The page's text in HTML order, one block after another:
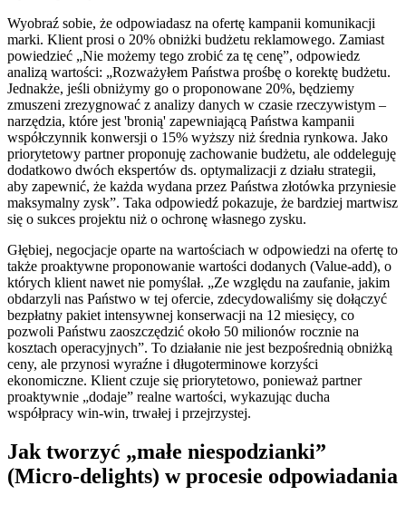
Wyobraź sobie, że odpowiadasz na ofertę kampanii komunikacji
marki. Klient prosi o 20% obniżki budżetu reklamowego. Zamiast
powiedzieć „Nie możemy tego zrobić za tę cenę”, odpowiedz
analizą wartości: „Rozważyłem Państwa prośbę o korektę budżetu.
Jednakże, jeśli obniżymy go o proponowane 20%, będziemy
zmuszeni zrezygnować z analizy danych w czasie rzeczywistym –
narzędzia, które jest 'bronią' zapewniającą Państwa kampanii
współczynnik konwersji o 15% wyższy niż średnia rynkowa. Jako
priorytetowy partner proponuję zachowanie budżetu, ale oddeleguję
dodatkowo dwóch ekspertów ds. optymalizacji z działu strategii,
aby zapewnić, że każda wydana przez Państwa złotówka przyniesie
maksymalny zysk”. Taka odpowiedź pokazuje, że bardziej martwisz
się o sukces projektu niż o ochronę własnego zysku.
Głębiej, negocjacje oparte na wartościach w odpowiedzi na ofertę to
także proaktywne proponowanie wartości dodanych (Value-add), o
których klient nawet nie pomyślał. „Ze względu na zaufanie, jakim
obdarzyli nas Państwo w tej ofercie, zdecydowaliśmy się dołączyć
bezpłatny pakiet intensywnej konserwacji na 12 miesięcy, co
pozwoli Państwu zaoszczędzić około 50 milionów rocznie na
kosztach operacyjnych”. To działanie nie jest bezpośrednią obniżką
ceny, ale przynosi wyraźne i długoterminowe korzyści
ekonomiczne. Klient czuje się priorytetowo, ponieważ partner
proaktywnie „dodaje” realne wartości, wykazując ducha
współpracy win-win, trwałej i przejrzystej.
Jak tworzyć „małe niespodzianki”
(Micro-delights) w procesie odpowiadania